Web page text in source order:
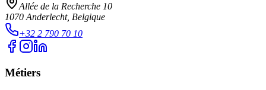
Allée de la Recherche 10
1070 Anderlecht, Belgique
+32 2 790 70 10
Métiers